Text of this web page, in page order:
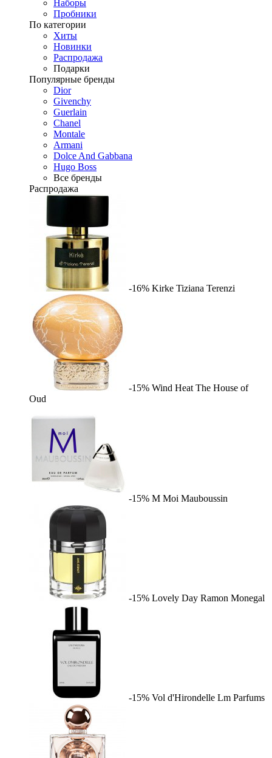
Наборы
Пробники
По категории
Хиты
Новинки
Распродажа
Подарки
Популярные бренды
Dior
Givenchy
Guerlain
Chanel
Montale
Armani
Dolce And Gabbana
Hugo Boss
Все бренды
Распродажа
-16% Kirke Tiziana Terenzi
-15% Wind Heat The House of
Oud
-15% M Moi Mauboussin
-15% Lovely Day Ramon Monegal
-15% Vol d'Hirondelle Lm Parfums